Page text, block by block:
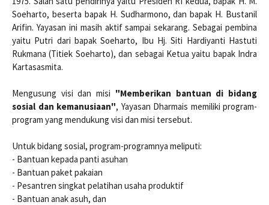
Soeharto, beserta bapak H. Sudharmono, dan bapak H. Bustanil
Arifin. Yayasan ini masih aktif sampai sekarang. Sebagai pembina
yaitu Putri dari bapak Soeharto, Ibu Hj. Siti Hardiyanti Hastuti
Rukmana (Titiek Soeharto), dan sebagai Ketua yaitu bapak Indra
Kartasasmita.
Mengusung visi dan misi "Memberikan bantuan di bidang
sosial dan kemanusiaan", Yayasan Dharmais memiliki program-
program yang mendukung visi dan misi tersebut.
Untuk bidang sosial, program-programnya meliputi:
- Bantuan kepada panti asuhan
- Bantuan paket pakaian
- Pesantren singkat pelatihan usaha produktif
- Bantuan anak asuh, dan